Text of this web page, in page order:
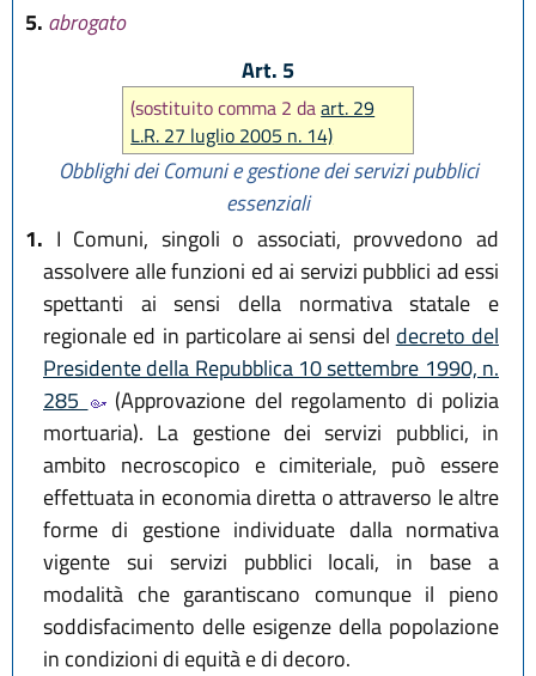
5. abrogato
Art. 5
(sostituito comma 2 daart. 29
L.R. 27 luglio 2005 n. 14)
Obblighi dei Comuni e gestione dei servizi pubblici
essenziali
1. I Comuni, singoli o associati, provvedono ad
assolvere alle funzioni ed ai servizi pubblici ad essi
spettanti ai sensi della normativa statale e
regionale ed in particolare ai sensi del decreto del
Presidente della Repubblica 10 settembre 1990, n.
285
(Approvazione del regolamento di polizia
mortuaria). La gestione dei servizi pubblici, in
ambito necroscopico e cimiteriale, può essere
effettuata in economia diretta o attraverso le altre
forme di gestione individuate dalla normativa
vigente sui servizi pubblici locali, in base a
modalità che garantiscano comunque il pieno
soddisfacimento delle esigenze della popolazione
in condizioni di equità e di decoro.